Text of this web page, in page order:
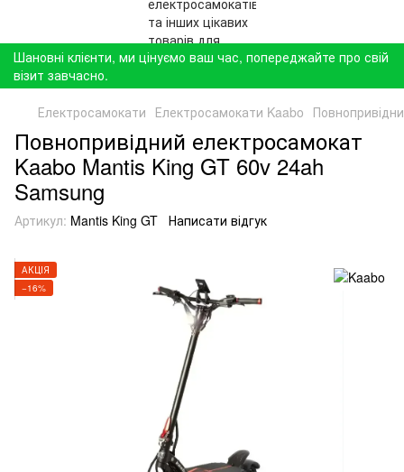
Шановні клієнти, ми цінуємо ваш час, попереджайте про свій
візит завчасно.
Електросамокати Електросамокати Kaabo
Повнопривідний електросамокат
Kaabo Mantis King GT 60v 24ah
Samsung
Артикул: Mantis King GT Написати відгук
АКЦІЯ
−16%